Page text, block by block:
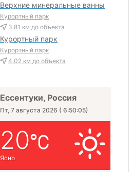
Верхние минеральные ванны
Курортный парк
3.81 км до объекта
Курортный парк
Курортный парк
4.02 км до объекта
Ессентуки, Россия
Пт, 7 августа 2026 ( 6:50:06)
20
Ясно